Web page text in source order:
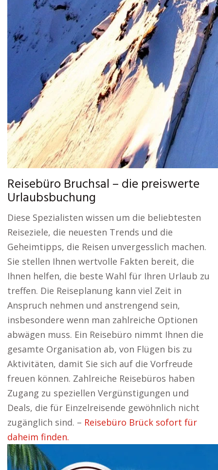
Reisebüro Bruchsal – die preiswerte
Urlaubsbuchung
Diese Spezialisten wissen um die beliebtesten
Reiseziele, die neuesten Trends und die
Geheimtipps, die Reisen unvergesslich machen.
Sie stellen Ihnen wertvolle Fakten bereit, die
Ihnen helfen, die beste Wahl für Ihren Urlaub zu
treffen. Die Reiseplanung kann viel Zeit in
Anspruch nehmen und anstrengend sein,
insbesondere wenn man zahlreiche Optionen
abwägen muss. Ein Reisebüro nimmt Ihnen die
gesamte Organisation ab, von Flügen bis zu
Aktivitäten, damit Sie sich auf die Vorfreude
freuen können. Zahlreiche Reisebüros haben
Zugang zu speziellen Vergünstigungen und
Deals, die für Einzelreisende gewöhnlich nicht
zugänglich sind. – Reisebüro Brück sofort für
daheim finden.